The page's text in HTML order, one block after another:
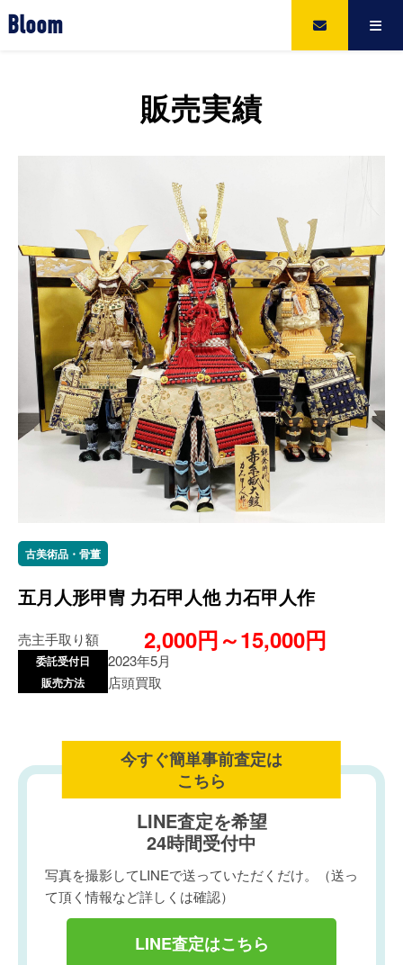
Bloom
販売実績
古美術品・骨董
五月人形甲冑 力石甲人他 力石甲人作
売主手取り額 2,000円～15,000円
委託受付日 2023年5月
販売方法 店頭買取
今すぐ簡単事前査定は
こちら
LINE査定を希望
24時間受付中
写真を撮影してLINEで送っていただくだけ。（送っ
て頂く情報など詳しくは確認）
LINE査定はこちら